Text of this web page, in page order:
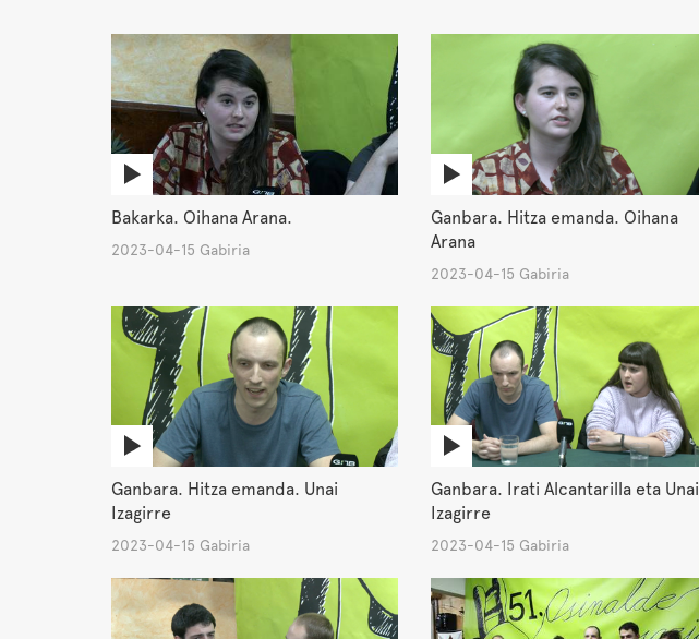
Bakarka. Oihana Arana.
2023-04-15 Gabiria
Ganbara. Hitza emanda. Oihana
Arana
2023-04-15 Gabiria
Ganbara. Hitza emanda. Unai
Izagirre
2023-04-15 Gabiria
Ganbara. Irati Alcantarilla eta Unai
Izagirre
2023-04-15 Gabiria